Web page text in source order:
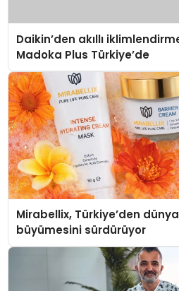
Daikin’den akıllı
Madoka Plus Türkiye’de
Mirabellix, Türkiye’den
büyümesini sürdürüyor